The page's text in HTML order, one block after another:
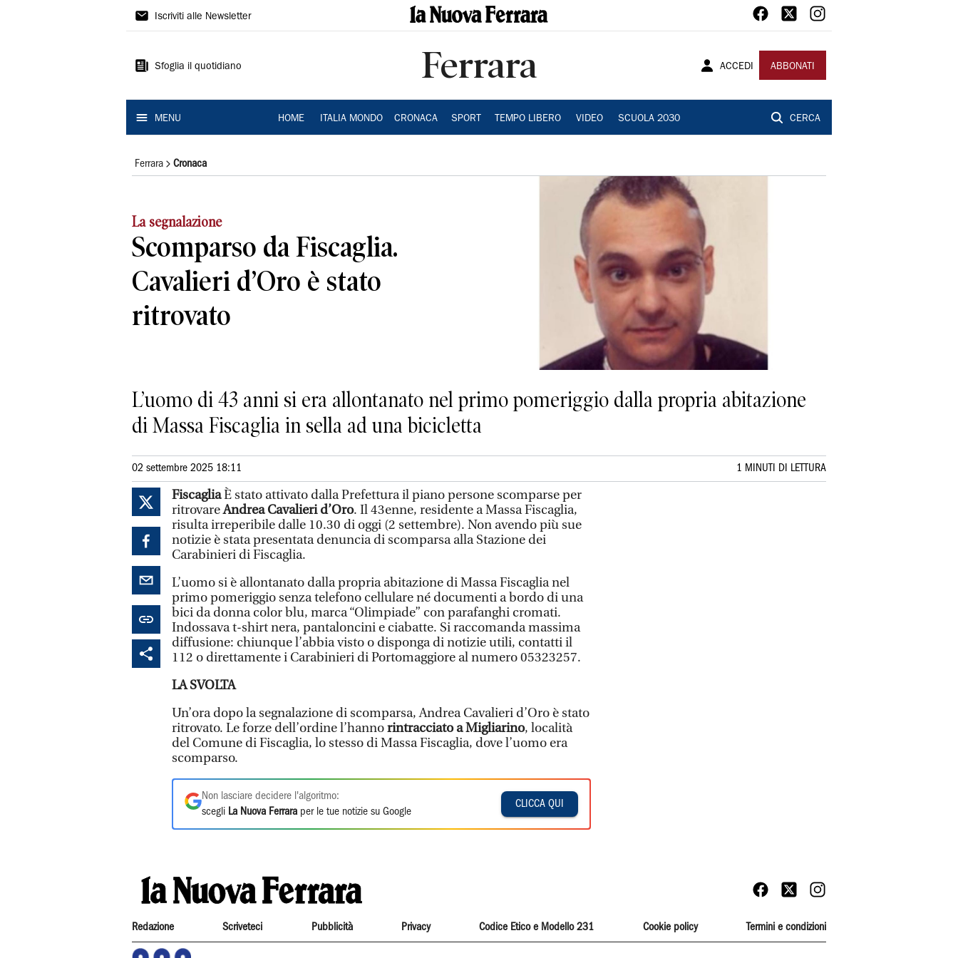
La
Ferrara
Iscriviti alle Newsletter
Sfoglia il quotidiano Ferrara ACCEDI ABBONATI
MENU HOME ITALIA MONDO CRONACA SPORT TEMPO LIBERO VIDEO SCUOLA 2030 CERCA
Ferrara Cronaca
La segnalazione
Scomparso da Fiscaglia.
Cavalieri d’Oro è stato
ritrovato
L’uomo di 43 anni si era allontanato nel primo pomeriggio dalla propria abitazione
di Massa Fiscaglia in sella ad una bicicletta
02 settembre 2025 18:11 1 MINUTI DI LETTURA
FiscagliaÈ stato attivato dalla Prefettura il piano persone scomparse per
ritrovareAndrea Cavalieri d’Oro. Il 43enne, residente a Massa Fiscaglia,
risulta irreperibile dalle 10.30 di oggi (2 settembre). Non avendo più sue
notizie è stata presentata denuncia di scomparsa alla Stazione dei
Carabinieri di Fiscaglia.
L’uomo si è allontanato dalla propria abitazione di Massa Fiscaglia nel
primo pomeriggio senza telefono cellulare né documenti a bordo di una
bici da donna color blu, marca “Olimpiade” con parafanghi cromati.
Indossava t-shirt nera, pantaloncini e ciabatte. Si raccomanda massima
diffusione: chiunque l’abbia visto o disponga di notizie utili, contatti il
112 o direttamente i Carabinieri di Portomaggiore al numero 05323257.
LA SVOLTA
Un’ora dopo la segnalazione di scomparsa, Andrea Cavalieri d’Oro è stato
ritrovato. Le forze dell’ordine l’hannorintracciato a Migliarino, località
del Comune di Fiscaglia, lo stesso di Massa Fiscaglia, dove l’uomo era
scomparso.
Non lasciare decidere l'algoritmo:
scegli La Nuova Ferrara per le tue notizie su Google
CLICCA QUI
Redazione Scriveteci Pubblicità Privacy Codice Etico e Modello 231 Cookie policy Termini e condizioni